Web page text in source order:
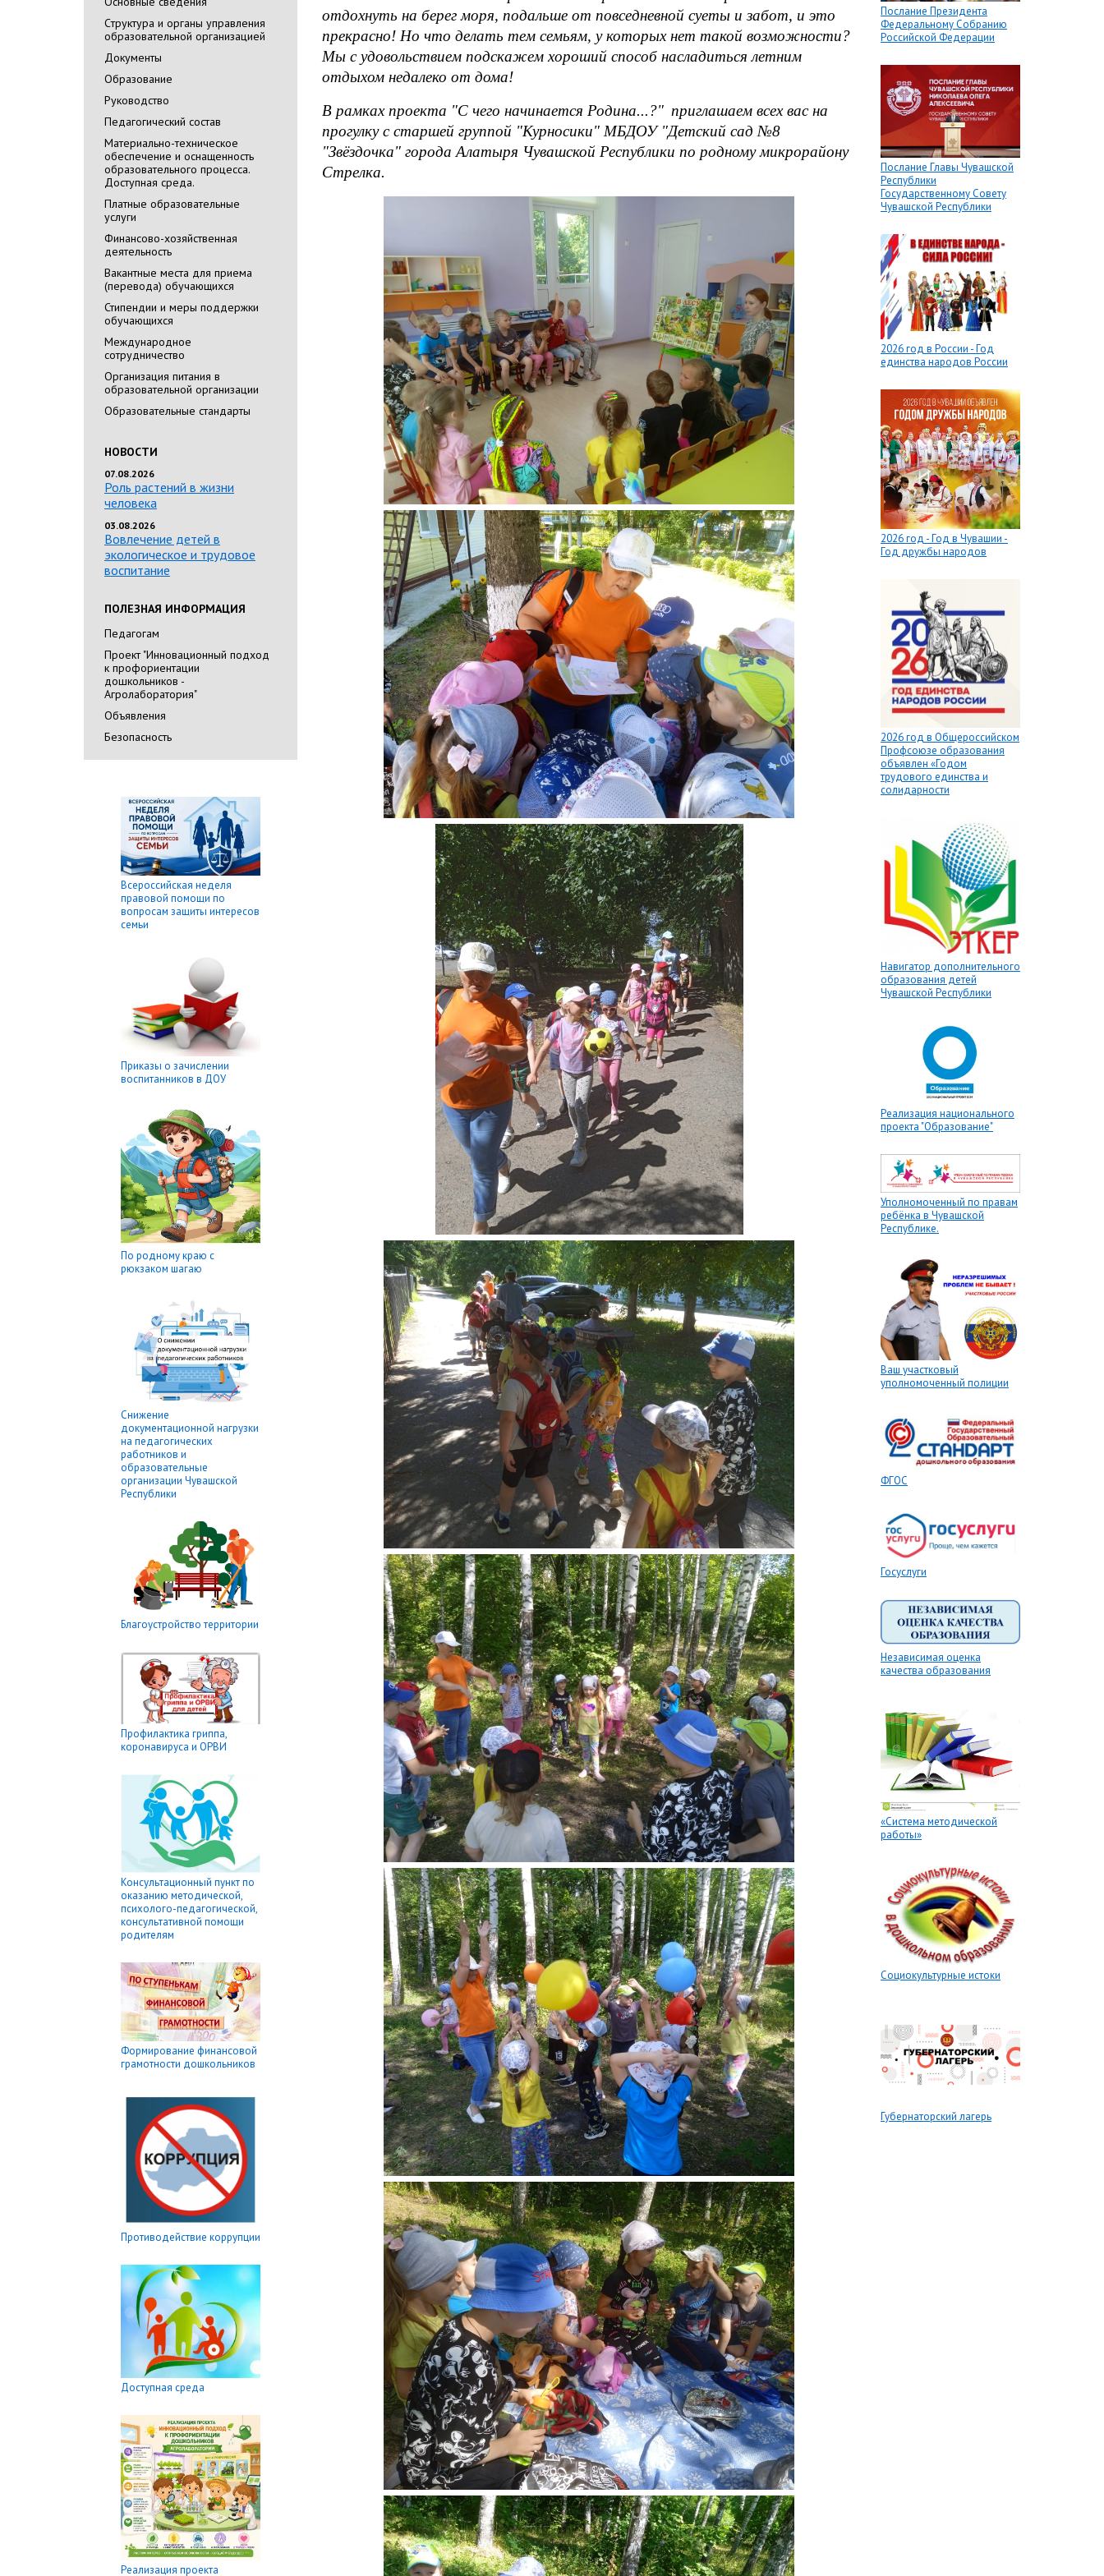
Cтруктура и органы управления
образовательной организацией
Документы
Образование
Руководство
Педагогический состав
Материально-техническое
обеспечение и оснащенность
образовательного процесса.
Доступная среда.
Платные образовательные
услуги
Финансово-хозяйственная
деятельность
Вакантные места для приема
(перевода) обучающихся
Стипендии и меры поддержки
обучающихся
Международное
сотрудничество
Организация питания в
образовательной организации
Образовательные стандарты
НОВОСТИ
07.08.2026
Роль растений в жизни
человека
03.08.2026
Вовлечение детей в
экологическое и трудовое
воспитание
ПОЛЕЗНАЯ ИНФОРМАЦИЯ
Педагогам
Проект "Инновационный подход
к профориентации
дошкольников -
Агролаборатория"
Объявления
Безопасность
Всероссийская неделя
правовой помощи по
вопросам защиты интересов
семьи
Приказы о зачислении
воспитанников в ДОУ
По родному краю с
рюкзаком шагаю
Снижение
документационной нагрузки
на педагогических
работников и
образовательные
организации Чувашской
Республики
Благоустройство территории
Профилактика гриппа,
коронавируса и ОРВИ
Консультационный пункт по
оказанию методической,
психолого-педагогической,
консультативной помощи
родителям
Формирование финансовой
грамотности дошкольников
Противодействие коррупции
Доступная среда
Реализация проекта
отдохнуть на берег моря, подальше от повседневной суеты и забот, и это
прекрасно! Но что делать тем семьям, у которых нет такой возможности?
Мы с удовольствием подскажем хороший способ насладиться летним
отдыхом недалеко от дома!
В рамках проекта "С чего начинается Родина...?" приглашаем всех вас на
прогулку с старшей группой "Курносики" МБДОУ "Детский сад №8
"Звёздочка" города Алатыря Чувашской Республики по родному микрорайону
Стрелка.
Послание Президента
Федеральному Собранию
Российской Федерации
Послание Главы Чувашской
Республики
Государственному Совету
Чувашской Республики
2026 год в России - Год
единства народов России
2026 год - Год в Чувашии -
Год дружбы народов
2026 год в Общероссийском
Профсоюзе образования
объявлен «Годом
трудового единства и
солидарности
Навигатор дополнительного
образования детей
Чувашской Республики
Реализация национального
проекта "Образование"
Уполномоченный по правам
ребёнка в Чувашской
Республике.
Ваш участковый
уполномоченный полиции
ФГОС
Госуслуги
Независимая оценка
качества образования
«Система методической
работы»
Социокультурные истоки
Губернаторский лагерь